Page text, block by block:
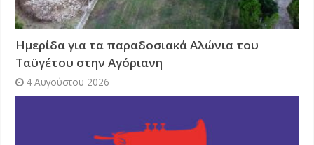
Ημερίδα για τα παραδοσιακά Αλώνια του
Ταϋγέτου στην Αγόριανη
4 Αυγούστου 2026